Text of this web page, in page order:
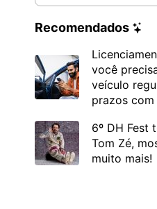
Recomendados
você
veículo
prazos
6º DH Fest
Tom Zé,
muito mais!